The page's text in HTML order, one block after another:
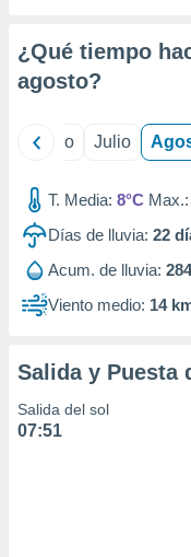
e
de
¿Qué tiempo
agosto?
Junio Julio
T. Media: 8°C Max.:
Días de lluvia: 22
Acum. de lluvia:
Viento medio: 14
Salida y Puesta
Salida del sol
07:51